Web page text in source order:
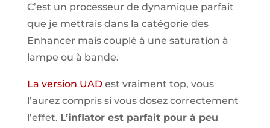
C’est un processeur de dynamique parfait
que je mettrais dans la catégorie des
Enhancer mais couplé à une saturation à
lampe ou à bande.
La version UADest vraiment top, vous
l’aurez compris si vous dosez correctement
l’effet. L’inflator est parfait pour à peu